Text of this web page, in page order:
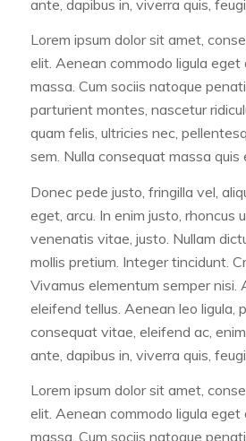
ante, dapibus in, viverra quis,
Lorem ipsum dolor sit amet,
elit. Aenean commodo ligula eget
massa. Cum sociis natoque
parturient montes, nascetur
quam felis, ultricies nec,
sem. Nulla consequat massa quis
Donec pede justo, fringilla vel,
eget, arcu. In enim justo, rhoncus
venenatis vitae, justo. Nullam
mollis pretium. Integer tincidunt.
Vivamus elementum semper nisi.
eleifend tellus. Aenean leo ligula,
consequat vitae, eleifend ac,
ante, dapibus in, viverra quis,
Lorem ipsum dolor sit amet,
elit. Aenean commodo ligula eget
massa. Cum sociis natoque